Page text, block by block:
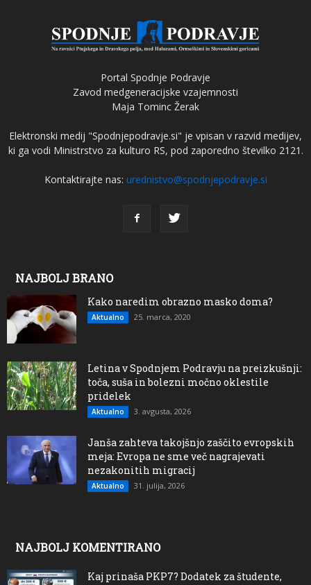
Portal Spodnje Podravje
Zavod medgeneracijske vzajemnosti
Maja Tominc Žerak
Elektronski medij "Spodnjepodravje.si" je vpisan v razvid medijev,
ki ga vodi Ministrstvo za kulturo RS, pod zaporedno številko 2121.
Kontaktirajte nas: urednistvo@spodnjepodravje.si
NAJBOLJ BRANO
Kako naredim obrazno masko doma?
Aktualno 25. marca, 2020
Letina v Spodnjem Podravju na preizkušnji:
toča, suša in bolezni močno oklestile
pridelek
Aktualno 3. avgusta, 2026
Janša zahteva takojšnjo zaščito evropskih
meja: Evropa ne sme več nagrajevati
nezakonitih migracij
Aktualno 31. julija, 2026
NAJBOLJ KOMENTIRANO
Kaj prinaša PKP7? Dodatek za študente,